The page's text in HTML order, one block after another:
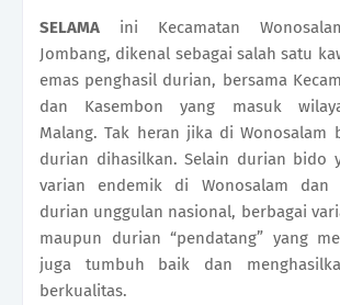
SELAMA ini Kecamatan
Jombang, dikenal sebagai salah satu
emas penghasil durian, bersama
dan Kasembon yang masuk
Malang. Tak heran jika di Wonosalam
durian dihasilkan. Selain durian bido
varian endemik di Wonosalam dan
durian unggulan nasional, berbagai
maupun durian “pendatang” yang
juga tumbuh baik dan
berkualitas.